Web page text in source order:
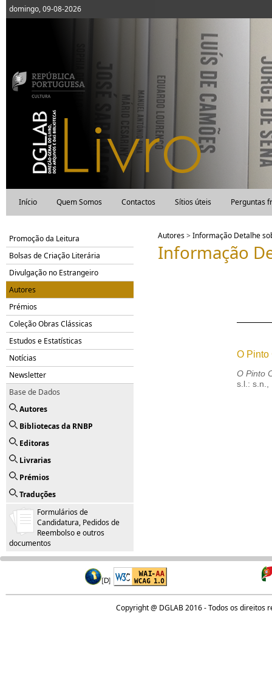
domingo, 09-08-2026
Início Quem Somos Contactos Sítios úteis Perguntas
Promoção da Leitura
Bolsas de Criação Literária
Divulgação no Estrangeiro
Autores
Prémios
Coleção Obras Clássicas
Estudos e Estatísticas
Notícias
Newsletter
Base de Dados
Autores
Bibliotecas da RNBP
Editoras
Livrarias
Prémios
Traduções
Formulários de
Candidatura, Pedidos de
Reembolso e outros
documentos
Autores>Informação Detalhe
Informação
O Pinto
O Pinto
s.l.: s.n.,
Copyright @ DGLAB 2016 - Todos os